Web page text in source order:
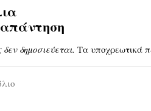
δημοσιεύεται. Τα υποχρεωτικά